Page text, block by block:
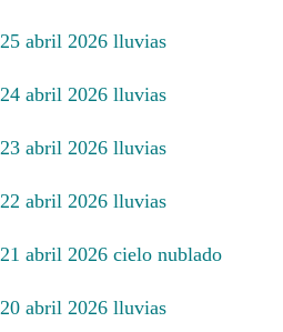
25 abril 2026 lluvias
24 abril 2026 lluvias
23 abril 2026 lluvias
22 abril 2026 lluvias
abril 2026 cielo nublado
20 abril 2026 lluvias